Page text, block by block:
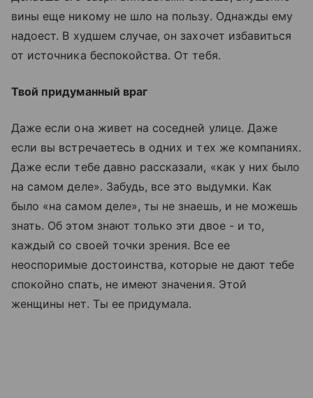
вины еще никому не шло на пользу. Однажды ему
надоест. В худшем случае, он захочет избавиться
от источника беспокойства. От тебя.
Твой придуманный враг
Даже если она живет на соседней улице. Даже
если вы встречаетесь в одних и тех же компаниях.
Даже если тебе давно рассказали, «как у них было
на самом деле». Забудь, все это выдумки. Как
было «на самом деле», ты не знаешь, и не можешь
знать. Об этом знают только эти двое - и то,
каждый со своей точки зрения. Все ее
неоспоримые достоинства, которые не дают тебе
спокойно спать, не имеют значения. Этой
женщины нет. Ты ее придумала.